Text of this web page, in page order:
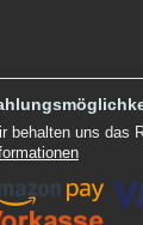
behalten uns das